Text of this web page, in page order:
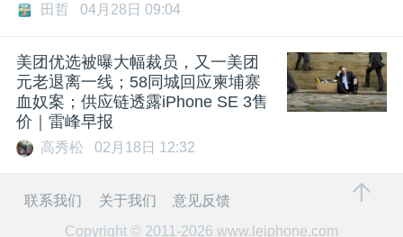
田哲 04月28日 09:04
美团优选被曝大幅裁员，又一美团
元老退离一线；58同城回应柬埔寨
血奴案；供应链透露iPhone SE 3售
价｜雷峰早报
高秀松 02月18日 12:32
联系我们 关于我们
意见反馈
Copyright © 2011-2026 www.leiphone.com